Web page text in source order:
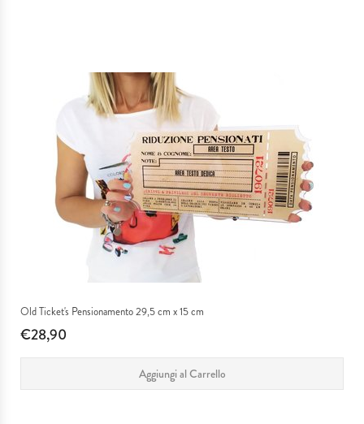
MATRIMONI & EVENTI SPECIALI
SERVIZIO TAGLIO LASER
PLEXIGLASS
I NOSTRI LAVORI
Old Ticket's Pensionamento 29,5 cm x 15 cm
€28,90
Aggiungi al Carrello